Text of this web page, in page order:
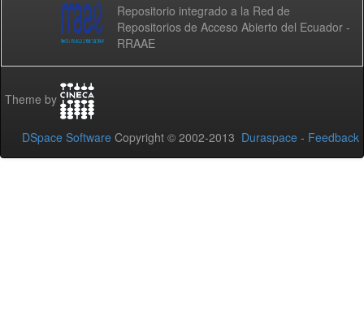
Repositorio integrado a la Red de
Repositorios de Acceso Abierto del Ecuador -
RRAAE
Theme by
DSpace Software Copyright © 2002-2013 Duraspace - Feedback